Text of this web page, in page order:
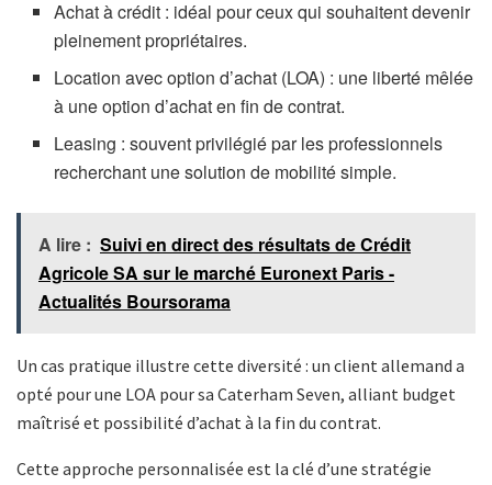
Achat à crédit : idéal pour ceux qui souhaitent devenir
pleinement propriétaires.
Location avec option d’achat (LOA) : une liberté mêlée
à une option d’achat en fin de contrat.
Leasing : souvent privilégié par les professionnels
recherchant une solution de mobilité simple.
A lire : Suivi en direct des résultats de Crédit
Agricole SA sur le marché Euronext Paris -
Actualités Boursorama
Un cas pratique illustre cette diversité : un client allemand a
opté pour une LOA pour sa Caterham Seven, alliant budget
maîtrisé et possibilité d’achat à la fin du contrat.
Cette approche personnalisée est la clé d’une stratégie